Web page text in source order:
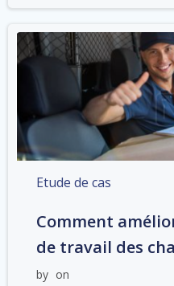
Etude de cas
Comment
de travail des
by on